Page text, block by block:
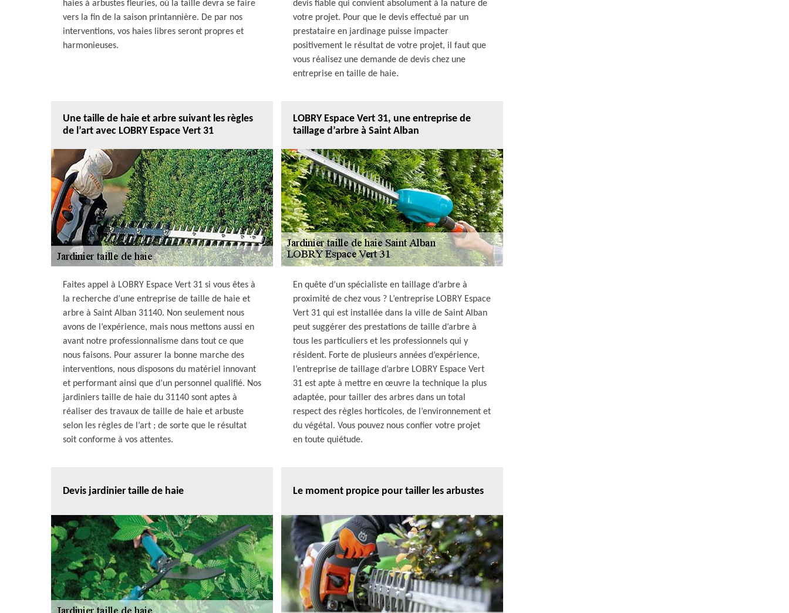
haies à arbustes fleuries, où la taille devra se faire
vers la fin de la saison printannière. De par nos
interventions, vos haies libres seront propres et
harmonieuses.
devis fiable qui convient absolument à la nature de
votre projet. Pour que le devis effectué par un
prestataire en jardinage puisse impacter
positivement le résultat de votre projet, il faut que
vous réalisez une demande de devis chez une
entreprise en taille de haie.
Une taille de haie et arbre suivant les règles
de l’art avec LOBRY Espace Vert 31
Faites appel à LOBRY Espace Vert 31 si vous êtes à
la recherche d’une entreprise de taille de haie et
arbre à Saint Alban 31140. Non seulement nous
avons de l’expérience, mais nous mettons aussi en
avant notre professionnalisme dans tout ce que
nous faisons. Pour assurer la bonne marche des
interventions, nous disposons du matériel innovant
et performant ainsi que d’un personnel qualifié. Nos
jardiniers taille de haie du 31140 sont aptes à
réaliser des travaux de taille de haie et arbuste
selon les règles de l’art ; de sorte que le résultat
soit conforme à vos attentes.
LOBRY Espace Vert 31, une entreprise de
taillage d’arbre à Saint Alban
En quête d’un spécialiste en taillage d’arbre à
proximité de chez vous ? L’entreprise LOBRY Espace
Vert 31 qui est installée dans la ville de Saint Alban
peut suggérer des prestations de taille d’arbre à
tous les particuliers et les professionnels qui y
résident. Forte de plusieurs années d’expérience,
l’entreprise de taillage d’arbre LOBRY Espace Vert
31 est apte à mettre en œuvre la technique la plus
adaptée, pour tailler des arbres dans un total
respect des règles horticoles, de l’environnement et
du végétal. Vous pouvez nous confier votre projet
en toute quiétude.
Devis jardinier taille de haie Le moment propice pour tailler les arbustes